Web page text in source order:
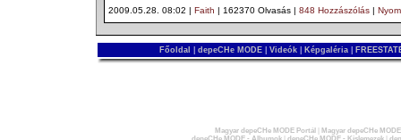
2009.05.28. 08:02 | Faith | 162370 Olvasás | 848 Hozzászólás |
Főoldal depeCHe MODE Videók Képgaléria
Magyar depeCHe MODE Portál
Magyar depeCHe